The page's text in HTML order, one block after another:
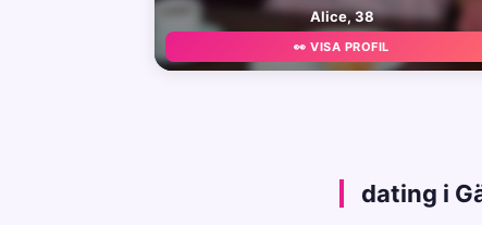
Alice, 38
👀 VISA PROFIL
dating i